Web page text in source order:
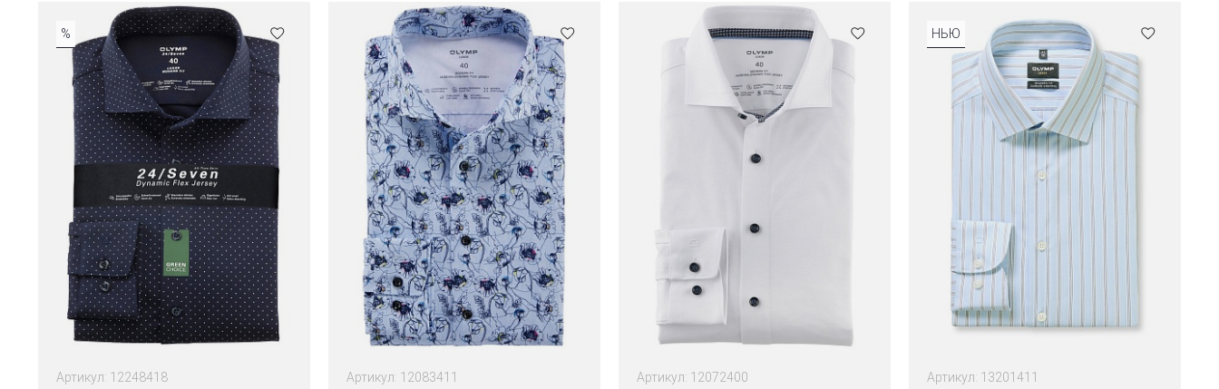
%
Артикул: 12248418 Артикул: 12083411 Артикул: 12072400
НЬЮ
Артикул: 13201411